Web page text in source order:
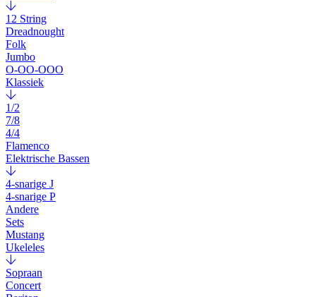
12 String
Dreadnought
Folk
Jumbo
O-OO-OOO
Klassiek
1/2
7/8
4/4
Flamenco
Elektrische Bassen
4-snarige J
4-snarige P
Andere
Sets
Mustang
Ukeleles
Sopraan
Concert